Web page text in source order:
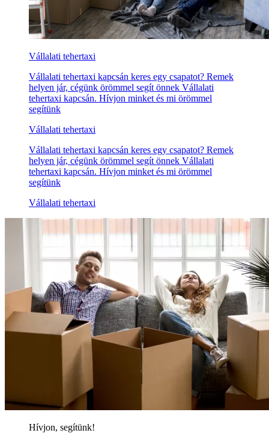
Vállalati tehertaxi
Vállalati tehertaxi kapcsán keres egy csapatot? Remek
helyen jár, cégünk örömmel segít önnek Vállalati
tehertaxi kapcsán. Hívjon minket és mi örömmel
segítünk
Vállalati tehertaxi
Vállalati tehertaxi kapcsán keres egy csapatot? Remek
helyen jár, cégünk örömmel segít önnek Vállalati
tehertaxi kapcsán. Hívjon minket és mi örömmel
segítünk
Vállalati tehertaxi
Hívjon, segítünk!